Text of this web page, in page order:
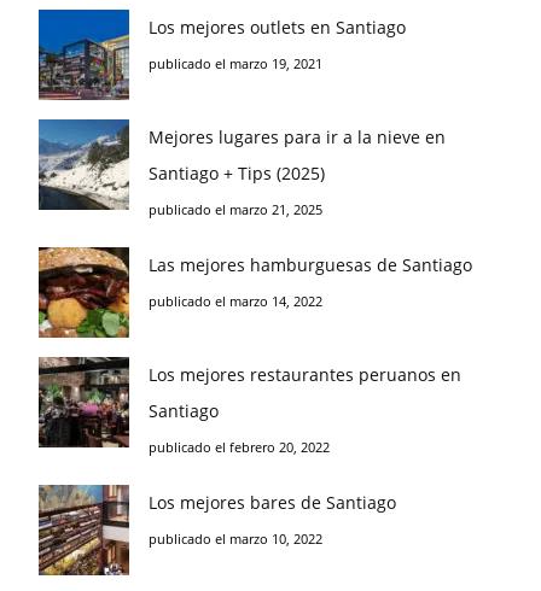
Los mejores outlets en Santiago
publicado el marzo 19, 2021
Mejores lugares para ir a la nieve en
Santiago + Tips (2025)
publicado el marzo 21, 2025
Las mejores hamburguesas de Santiago
publicado el marzo 14, 2022
Los mejores restaurantes peruanos en
Santiago
publicado el febrero 20, 2022
Los mejores bares de Santiago
publicado el marzo 10, 2022